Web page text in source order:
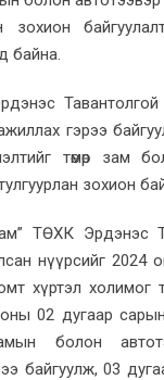
зохион
байна.
гэрээ
төмөр зам
зохион
ТӨХК Эрдэнэс
нүүрсийг 2024
хүртэл холимог
02 дугаар
болон
байгуулж, 03